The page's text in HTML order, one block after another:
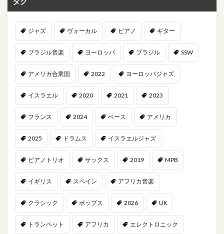
ジャズ ヴォーカル ピアノ ギター
ブラジル音楽 ヨーロッパ ブラジル SSW
アメリカ合衆国 2022 ヨーロッパジャズ
イスラエル 2020 2021 2023
フランス 2024 ベース アメリカ
2025 ドラムス イスラエルジャズ
ピアノトリオ サックス 2019 MPB
イギリス スペイン アフリカ音楽
クラシック ポップス 2026 UK
トランペット アフリカ エレクトロニック